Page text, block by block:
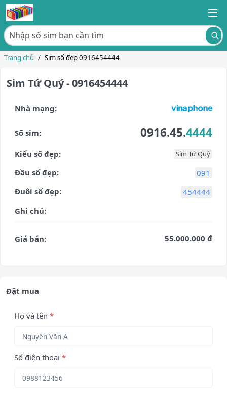
Trang chủ / Sim số đẹp 0916454444
Sim Tứ Quý - 0916454444
Nhà mạng:
Số sim: 0916.45.4444
Kiểu số đẹp: Sim Tứ Quý
Đầu số đẹp:
091
Đuôi số đẹp:
454444
Ghi chú:
Giá bán: 55.000.000 ₫
Đặt mua
Họ và tên *
Số điện thoại *